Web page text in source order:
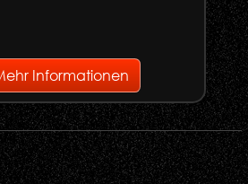
Informationen